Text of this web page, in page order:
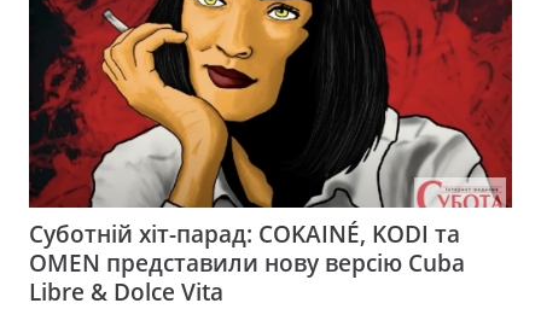
Суботній хіт-парад: COKAINÉ, KODI та
OMEN представили нову версію Cuba
Libre & Dolce Vita